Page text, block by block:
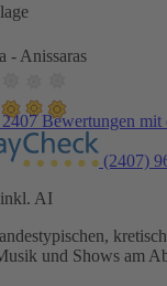
- Anissaras
Bewertungen
(2407)
inkl. AI
und Shows am